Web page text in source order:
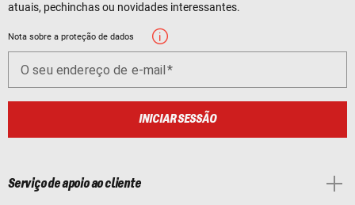
atuais, pechinchas ou novidades interessantes.
Nota sobre a proteção de dados
O seu endereço de e-mail
INICIAR SESSÃO
Serviço de apoio ao cliente